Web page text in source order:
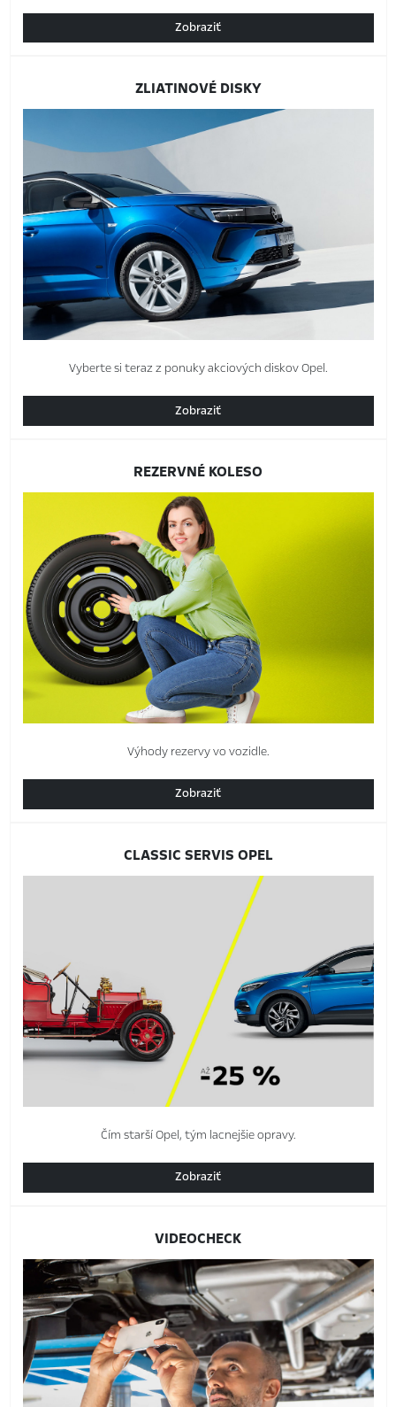
Zobraziť
ZLIATINOVÉ DISKY
Vyberte si teraz z ponuky akciových diskov Opel.
Zobraziť
REZERVNÉ KOLESO
Výhody rezervy vo vozidle.
Zobraziť
CLASSIC SERVIS OPEL
Čím starší Opel, tým lacnejšie opravy.
Zobraziť
VIDEOCHECK